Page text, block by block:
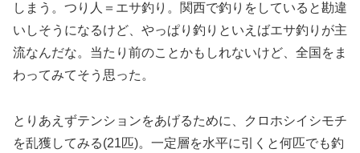
しまう。つり人＝エサ釣り。関西で釣りをしていると勘違
いしそうになるけど、やっぱり釣りといえばエサ釣りが主
流なんだな。当たり前のことかもしれないけど、全国をま
わってみてそう思った。
とりあえずテンションをあげるために、クロホシイシモチ
を乱獲してみる(21匹)。一定層を水平に引くと何匹でも釣